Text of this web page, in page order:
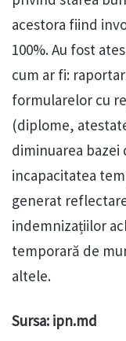
acestora fiind
100%. Au fost
cum ar fi:
formularelor cu
(diplome,
diminuarea
incapacitatea
generat
indemnizațiilor
temporară de
altele.
Sursa: ipn.md